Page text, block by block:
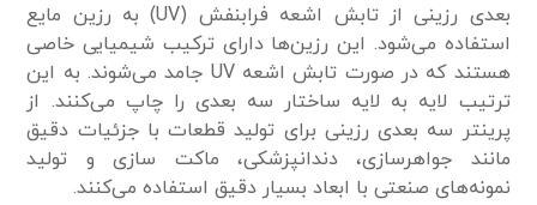
بعدی رزینی از تابش اشعه فرابنفش (UV) به رزین مایع
استفاده می‌شود. این رزین‌ها دارای ترکیب شیمیایی خاصی
هستند که در صورت تابش اشعه UV جامد می‌شوند. به این
ترتیب لایه به لایه ساختار سه بعدی را چاپ می‌کنند. از
پرینتر سه بعدی رزینی برای تولید قطعات با جزئیات دقیق
مانند جواهرسازی، دندانپزشکی، ماکت سازی و تولید
نمونه‌های صنعتی با ابعاد بسیار دقیق استفاده می‌کنند.